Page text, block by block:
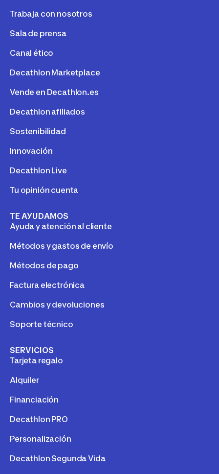
Trabaja con nosotros
Sala de prensa
Canal ético
Decathlon Marketplace
Vende en Decathlon.es
Decathlon afiliados
Sostenibilidad
Innovación
Decathlon Live
Tu opinión cuenta
TE AYUDAMOS
Ayuda y atención al cliente
Métodos y gastos de envío
Métodos de pago
Factura electrónica
Cambios y devoluciones
Soporte técnico
SERVICIOS
Tarjeta regalo
Alquiler
Financiación
Decathlon PRO
Personalización
Decathlon Segunda Vida